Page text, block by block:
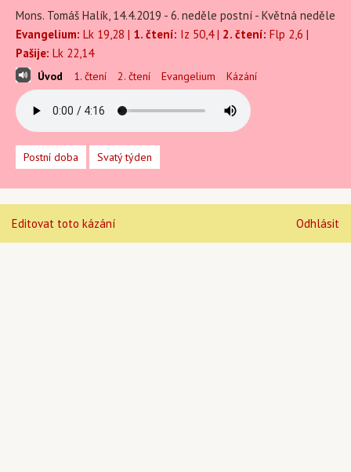
Mons. Tomáš Halík, 14.4.2019 - 6. neděle postní - Květná neděle
Evangelium: Lk 19,28 | 1. čtení: Iz 50,4 | 2. čtení: Flp 2,6 |
Pašije: Lk 22,14
Úvod 1. čtení 2. čtení Evangelium Kázání
Postní doba Svatý týden
Editovat toto kázání Odhlásit